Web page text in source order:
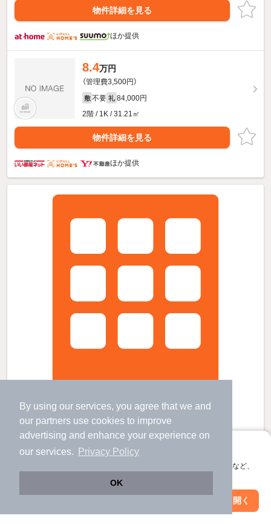
By using our services, you agree that we and
our partners use cookies to improve
advertising and enhance your experience on
our services.
Privacy Policy
OK
アプリに切り替えて、サクサクお部屋探し
会員登録なしですぐ使える。マップ検索やお気に入り保存など、
アプリを開く
物件詳細を見る
ほか提供
8.4万円
（管理費3,500円）
敷 不要 礼 84,000円
2階 / 1K / 31.21㎡
物件詳細を見る
ほか提供
ホワイトタウンＡの賃貸物件
京成臼井駅 歩
千葉県佐倉市王子台1丁目
3階建 / 新築 / 木造
絞り込み条件を変更